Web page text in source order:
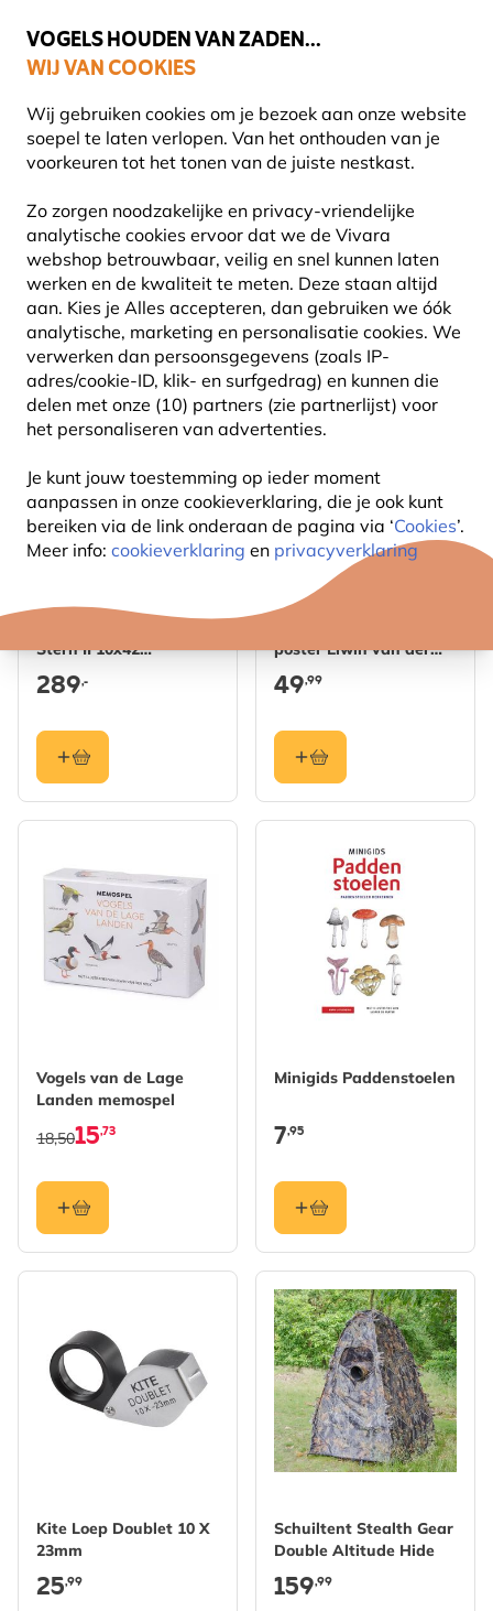
VOGELS HOUDEN VAN ZADEN...
WIJ VAN COOKIES
Wij gebruiken cookies om je bezoek aan onze website
soepel te laten verlopen. Van het onthouden van je
voorkeuren tot het tonen van de juiste nestkast.
Zo zorgen noodzakelijke en privacy-vriendelijke
analytische cookies ervoor dat we de Vivara
webshop betrouwbaar, veilig en snel kunnen laten
werken en de kwaliteit te meten. Deze staan altijd
aan. Kies je Alles accepteren, dan gebruiken we óók
analytische, marketing en personalisatie cookies. We
verwerken dan persoonsgegevens (zoals IP-
adres/cookie-ID, klik- en surfgedrag) en kunnen die
delen met onze (10) partners (zie partnerlijst) voor
het personaliseren van advertenties.
Je kunt jouw toestemming op ieder moment
aanpassen in onze cookieverklaring, die je ook kunt
bereiken via de link onderaan de pagina via ‘Cookies’.
Meer info: cookieverklaring en privacyverklaring
Uitstekend beoordeeld in 11 landen
NATUURBELEVING
92 Producten
Stern II 10x42
verrekijker
289,-
poster Elwin van der
Kolk
49,99
Vogels van de Lage
Landen memospel
15,73
18,50
Minigids Paddenstoelen
7,95
Kite Loep Doublet 10 X
23mm
25,99
Schuiltent Stealth Gear
Double Altitude Hide
159,99